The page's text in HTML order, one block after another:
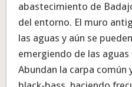
abastecimiento de
del entorno. El muro
las aguas y aún se
emergiendo de las aguas
Abundan la carpa común